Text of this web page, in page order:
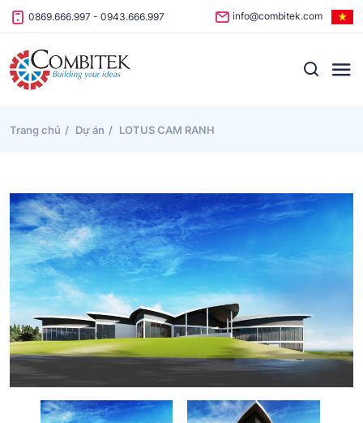
Skip to content
0869.666.997 - 0943.666.997 info@combitek.com
Trang chủ Dự án LOTUS CAM RANH